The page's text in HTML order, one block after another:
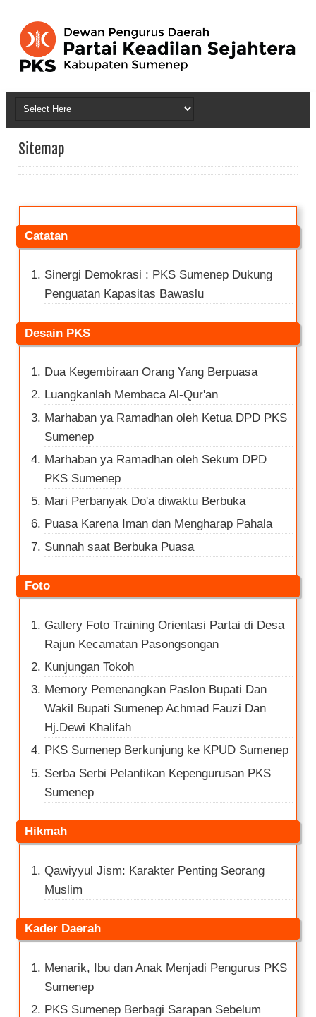
Sitemap
Catatan
Sinergi Demokrasi : PKS Sumenep Dukung
Penguatan Kapasitas Bawaslu
Desain PKS
Dua Kegembiraan Orang Yang Berpuasa
Luangkanlah Membaca Al-Qur'an
Marhaban ya Ramadhan oleh Ketua DPD PKS
Sumenep
Marhaban ya Ramadhan oleh Sekum DPD
PKS Sumenep
Mari Perbanyak Do'a diwaktu Berbuka
Puasa Karena Iman dan Mengharap Pahala
Sunnah saat Berbuka Puasa
Foto
Gallery Foto Training Orientasi Partai di Desa
Rajun Kecamatan Pasongsongan
Kunjungan Tokoh
Memory Pemenangkan Paslon Bupati Dan
Wakil Bupati Sumenep Achmad Fauzi Dan
Hj.Dewi Khalifah
PKS Sumenep Berkunjung ke KPUD Sumenep
Serba Serbi Pelantikan Kepengurusan PKS
Sumenep
Hikmah
Qawiyyul Jism: Karakter Penting Seorang
Muslim
Kader Daerah
Menarik, Ibu dan Anak Menjadi Pengurus PKS
Sumenep
PKS Sumenep Berbagi Sarapan Sebelum